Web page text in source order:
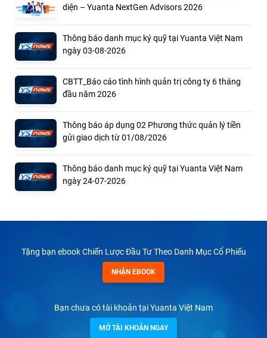
diện – Yuanta NextGen Advisors 2026
Thông báo danh mục ký quỹ tại Yuanta Việt Nam
ngày 03-08-2026
CBTT_Báo cáo tình hình quản trị công ty 6 tháng
đầu năm 2026
Thông báo áp dụng 02 Phương thức quản lý tiền
gửi giao dịch từ 01/08/2026
Thông báo danh mục ký quỹ tại Yuanta Việt Nam
ngày 24-07-2026
Tặng bạn ebook Chiến Lược Đầu Tư Theo Danh Mục Cổ Phiếu
NHẬN EBOOK
Bạn chưa có tài khoản tại Yuanta Việt Nam
MỞ TÀI KHOẢN NGAY